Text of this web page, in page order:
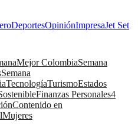
DeportesOpiniónImpresaJet Set
Mejor ColombiaSemana
Semana
TecnologíaTurismoEstados
Finanzas Personales4
Contenido en
Mujeres